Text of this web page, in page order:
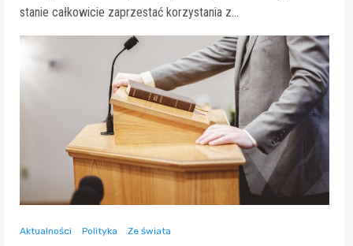
stanie całkowicie zaprzestać korzystania z…
Aktualności Polityka Ze świata